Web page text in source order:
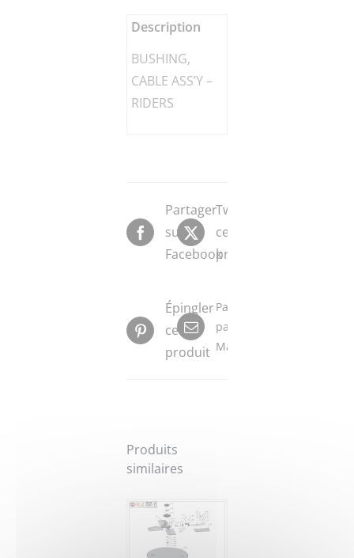
Description
BUSHING,
CABLE ASS’Y –
RIDERS
Partager
sur
Facebook
Tweeter
ce
produit
Épingler
ce
produit
Partager
par
Mail
Produits
similaires